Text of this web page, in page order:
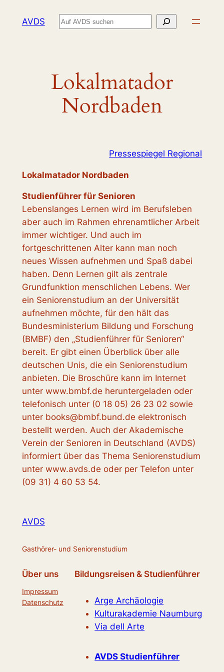
InhaltAVDS Suchen
Lokalmatador
Nordbaden
Pressespiegel Regional
Lokalmatador Nordbaden
Studienführer für Senioren
Lebenslanges Lernen wird im Berufsleben
aber auch im Rahmen ehrenamtlicher Arbeit
immer wichtiger. Und auch im
fortgeschrittenen Alter kann man noch
neues Wissen aufnehmen und Spaß dabei
haben. Denn Lernen gilt als zentrale
Grundfunktion menschlichen Lebens. Wer
ein Seniorenstudium an der Universität
aufnehmen möchte, für den hält das
Bundesministerium Bildung und Forschung
(BMBF) den „Studienführer für Senioren“
bereit. Er gibt einen Überblick über alle
deutschen Unis, die ein Seniorenstudium
anbieten. Die Broschüre kann im Internet
unter www.bmbf.de heruntergeladen oder
telefonisch unter (0 18 05) 26 23 02 sowie
unter books@bmbf.bund.de elektronisch
bestellt werden. Auch der Akademische
Verein der Senioren in Deutschland (AVDS)
informiert über das Thema Seniorenstudium
unter www.avds.de oder per Telefon unter
(09 31) 4 60 53 54.
AVDS
Gasthörer- und Seniorenstudium
Über uns
Impressum
Datenschutz
Bildungsreisen & Studienführer
Arge Archäologie
Kulturakademie Naumburg
Via dell Arte
AVDS Studienführer